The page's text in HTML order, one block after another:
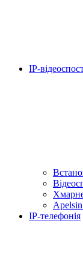
IP-
IP-телефонія